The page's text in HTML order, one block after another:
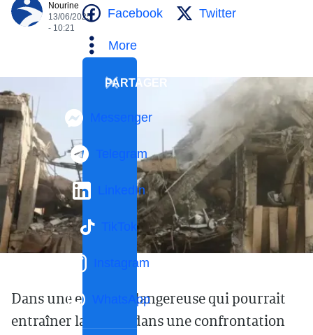
Nourine
13/06/2025
- 10:21
Facebook Twitter
More
PARTAGER
Messenger
Telegram
LinkedIn
TikTok
Instagram
WhatsApp
Dans une escalade dangereuse qui pourrait
entraîner la région dans une confrontation